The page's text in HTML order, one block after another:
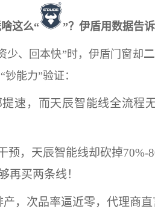
这么“ ”？伊盾用数据告
少、回本快”时，伊盾门窗却
能力”验证：
速，而天辰智能线全流程
预，天辰智能线却砍掉70%-
再买两条线！
，次品率逼近零，代理商直